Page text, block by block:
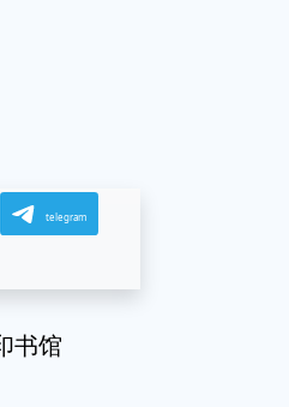
telegram
书馆